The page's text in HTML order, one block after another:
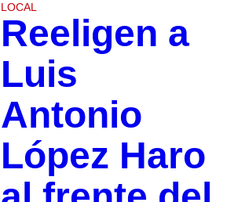
LOCAL
Reeligen a
Luis
Antonio
López Haro